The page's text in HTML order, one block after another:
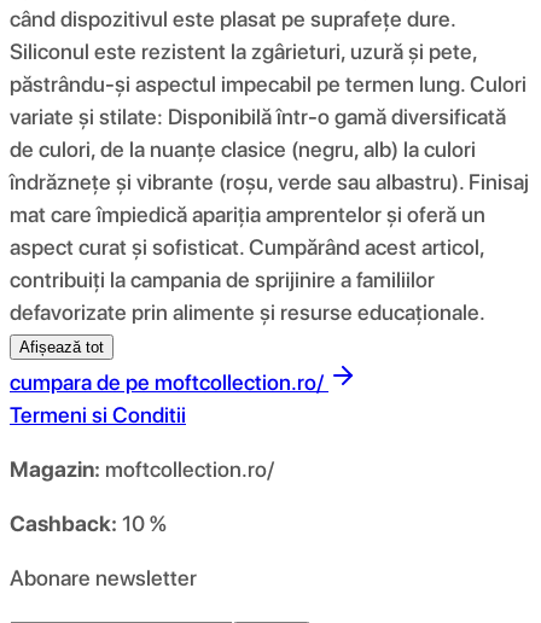
când dispozitivul este plasat pe suprafețe dure.
Siliconul este rezistent la zgârieturi, uzură și pete,
păstrându-și aspectul impecabil pe termen lung. Culori
variate și stilate: Disponibilă într-o gamă diversificată
de culori, de la nuanțe clasice (negru, alb) la culori
îndrăznețe și vibrante (roșu, verde sau albastru). Finisaj
mat care împiedică apariția amprentelor și oferă un
aspect curat și sofisticat. Cumpărând acest articol,
contribuiți la campania de sprijinire a familiilor
defavorizate prin alimente și resurse educaționale.
Afișează tot
cumpara de pe moftcollection.ro/
Termeni si Conditii
Magazin: moftcollection.ro/
Cashback: 10 %
Abonare newsletter